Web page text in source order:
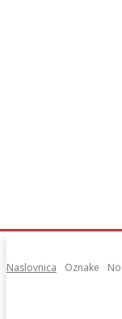
Naslovnica Oznake